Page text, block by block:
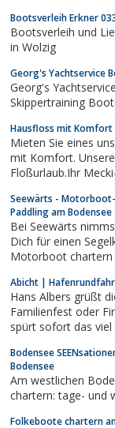
Bootsverleih Erkner
Bootsverleih und
in Wolzig
Georg's Yachtservice
Georg's
Skippertraining
Hausfloss mit Komfort
Mieten Sie eines
mit Komfort.
Floßurlaub.Ihr
Deshalb ist das
Seewärts -
Paddling am Bodensee
Bei Seewärts nimmst
Dich für einen
Motorboot chartern
Abicht |
Hans Albers grüßt die
Familienfest oder
spürt sofort das viel
sicher durch Hafen, Fleete und Kanäle der Hansestadt – oder
auch zu Ihren...
Bodensee
Bodensee
Am westlichen
Folkeboote chartern